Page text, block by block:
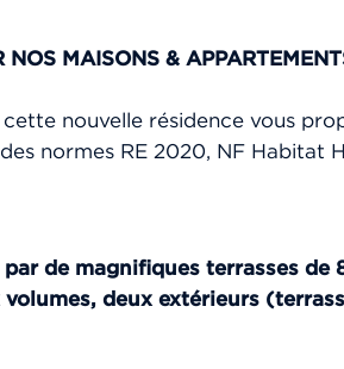
MAISONS &
nouvelle résidence vous
normes RE 2020, NF Habitat
de magnifiques terrasses de
deux extérieurs